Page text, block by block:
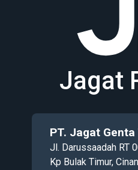
Jagat
PT. Jagat
Jl. Darussaadah RT
Kp Bulak Timur,